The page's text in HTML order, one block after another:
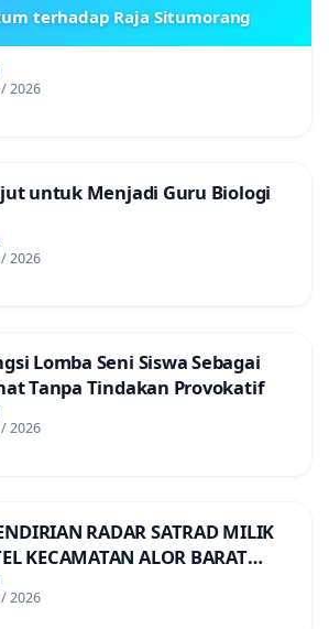
terhadap Raja Situmorang
2026
untuk Menjadi Guru Biologi
2026
Lomba Seni Siswa Sebagai
Tanpa Tindakan Provokatif
2026
RADAR SATRAD MILIK
KECAMATAN ALOR BARAT
ALOR
2026